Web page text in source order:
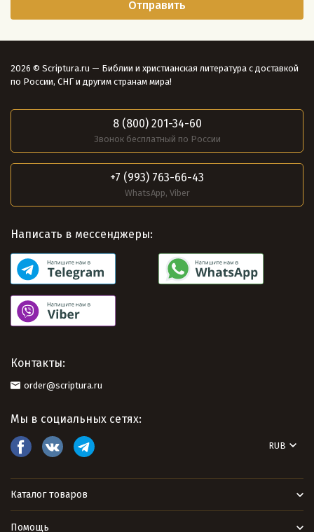
2026 © Scriptura.ru — Библии и христианская литература с доставкой
по России, СНГ и другим странам мира!
8 (800) 201-34-60
Звонок бесплатный по России
+7 (993) 763-66-43
WhatsApp, Viber
Написать в мессенджеры:
Контакты:
order@scriptura.ru
Мы в социальных сетях:
RUB
Каталог товаров
Помощь